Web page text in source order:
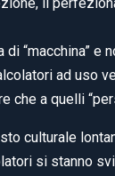
di “macchina” e
ad uso
che a quelli
culturale
si stanno